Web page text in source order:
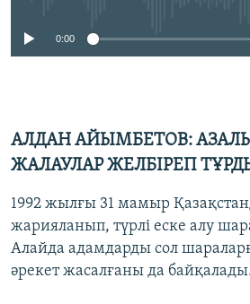
0:00
АЛДАН АЙЫМБЕТОВ:
ЖАЛАУЛАР ЖЕЛБІРЕП
1992 жылғы 31 мамыр
жарияланып, түрлі еске алу
Алайда адамдарды сол
әрекет жасалғаны да